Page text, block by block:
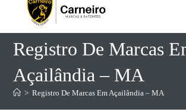
Registro De Marcas
Açailândia – MA
> Registro De Marcas Em Açailândia – MA